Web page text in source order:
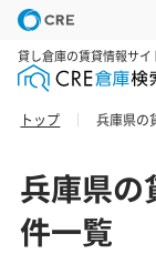
貸し倉庫の賃貸情報サイ
トップ 兵庫県の
兵庫県の
件一覧